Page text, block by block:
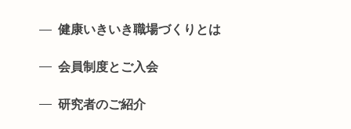
健康いきいき職場づくりとは
会員制度とご入会
研究者のご紹介